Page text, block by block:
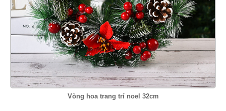
Vòng hoa trang trí noel 32cm